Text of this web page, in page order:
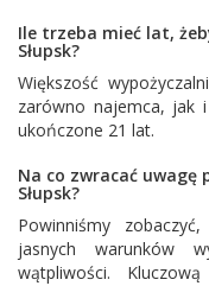
Ile trzeba mieć lat,
Słupsk?
Większość
zarówno najemca, jak
ukończone 21 lat.
Na co zwracać uwagę
Słupsk?
Powinniśmy
jasnych warunków
wątpliwości.